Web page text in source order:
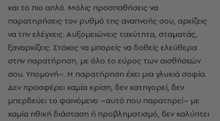
και το πιο απλό. Μόλις προσπαθήσεις να
παρατηρήσεις τον ρυθμό της αναπνοής σου, αρχίζεις
να την ελέγχεις. Αυξομειώνεις ταχύτητα, σταματάς,
ξαναρχίζεις. Στόχος να μπορείς να δοθείς ελεύθερα
στην παρατήρηση, με όλο το εύρος των αισθήσεών
σου. Υπομονή–. Η παρατήρηση έχει μια γλυκιά σοφία.
Δεν προσφέρει καμία κρίση, δεν κατηγορεί, δεν
μπερδεύει το φαινόμενο –αυτό που παρατηρεί– με
καμία ηθική διάσταση ή προβληματισμό, δεν καλύπτει